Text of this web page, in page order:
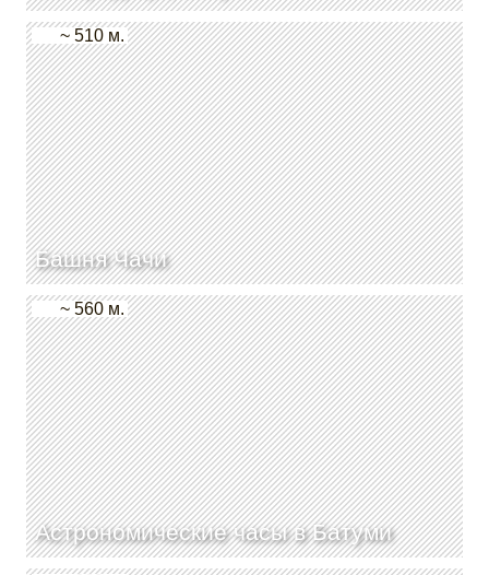
Башня Чачи
~ 510 м.
Астрономические часы в Батуми
~ 560 м.